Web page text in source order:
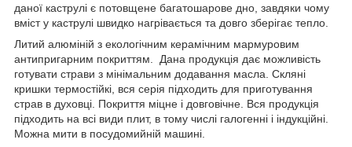
даної каструлі є потовщене багатошарове дно, завдяки чому
вміст у каструлі швидко нагрівається та довго зберігає тепло.
Литий алюміній з екологічним керамічним мармуровим
антипригарним покриттям. Дана продукція дає можливість
готувати страви з мінімальним додавання масла. Скляні
кришки термостійкі, вся серія підходить для приготування
страв в духовці. Покриття міцне і довговічне. Вся продукція
підходить на всі види плит, в тому числі галогенні і індукційні.
Можна мити в посудомийній машині.